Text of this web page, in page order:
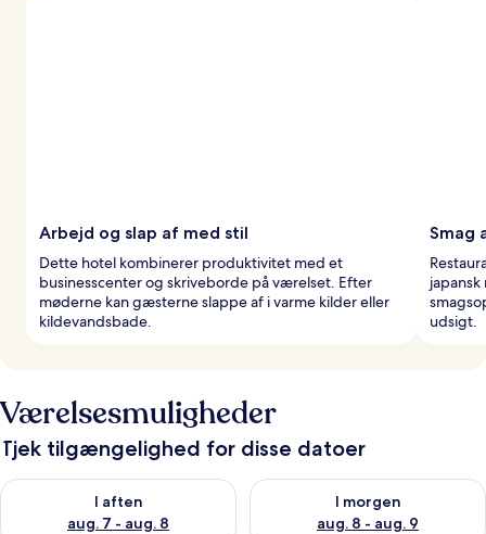
Arbejd og slap af med stil
Dette hotel kombinerer produktivitet med et
businesscenter og skriveborde på værelset. Efter
møderne kan gæsterne slappe af i varme kilder eller
kildevandsbade.
Smag
udsigt.
Værelsesmuligheder
Tjek tilgængelighed for disse datoer
I aften
aug. 7 - aug. 8
Tjek tilgængelighed for i aften aug. 7 - aug. 8
I morgen
aug. 8 - aug. 9
Tjek tilgængelighed for i